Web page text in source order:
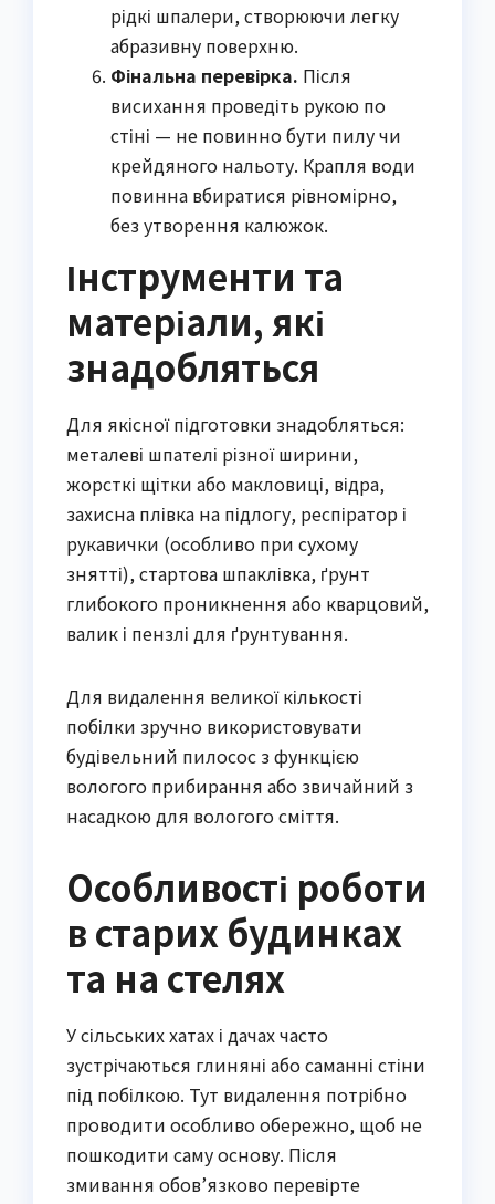
рідкі шпалери, створюючи легку
абразивну поверхню.
Фінальна перевірка. Після
висихання проведіть рукою по
стіні — не повинно бути пилу чи
крейдяного нальоту. Крапля води
повинна вбиратися рівномірно,
без утворення калюжок.
Інструменти та
матеріали, які
знадобляться
Для якісної підготовки знадобляться:
металеві шпателі різної ширини,
жорсткі щітки або макловиці, відра,
захисна плівка на підлогу, респіратор і
рукавички (особливо при сухому
знятті), стартова шпаклівка, ґрунт
глибокого проникнення або кварцовий,
валик і пензлі для ґрунтування.
Для видалення великої кількості
побілки зручно використовувати
будівельний пилосос з функцією
вологого прибирання або звичайний з
насадкою для вологого сміття.
Особливості роботи
в старих будинках
та на стелях
У сільських хатах і дачах часто
зустрічаються глиняні або саманні стіни
під побілкою. Тут видалення потрібно
проводити особливо обережно, щоб не
пошкодити саму основу. Після
змивання обов’язково перевірте